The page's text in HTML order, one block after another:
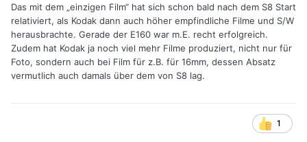
Das mit dem „einzigen Film“ hat sich schon bald nach dem S8 Start
relativiert, als Kodak dann auch höher empfindliche Filme und S/W
herausbrachte. Gerade der E160 war m.E. recht erfolgreich.
Zudem hat Kodak ja noch viel mehr Filme produziert, nicht nur für
Foto, sondern auch bei Film für z.B. für 16mm, dessen Absatz
vermutlich auch damals über dem von S8 lag.
1